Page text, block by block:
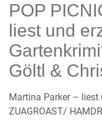
POP
liest und
Göltl &
Martina Parker – liest
ZUAGROAST/